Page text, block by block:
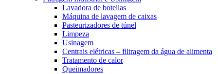
Lavadora de botellas
Máquina de lavagem de caixas
Pasteurizadores de túnel
Limpeza
Usinagem
Centrais elétricas – filtragem da água de alimenta
Tratamento de calor
Queimadores